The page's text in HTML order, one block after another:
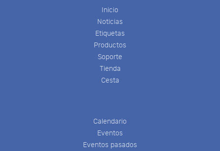
Inicio
Noticias
Etiquetas
Productos
Soporte
Tienda
Cesta
Calendario
Eventos
Eventos pasados